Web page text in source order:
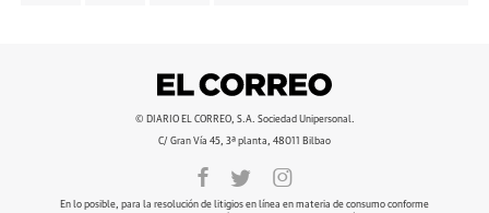
© DIARIO EL CORREO, S.A. Sociedad Unipersonal.
C/ Gran Vía 45, 3ª planta, 48011 Bilbao
En lo posible, para la resolución de litigios en línea en materia de consumo conforme